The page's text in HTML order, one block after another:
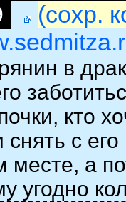
(сохр.
в
кто
снять с
месте, а
угодно